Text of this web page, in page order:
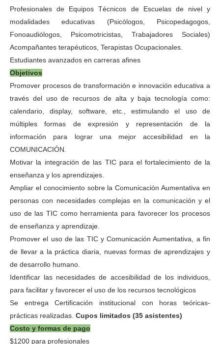
Profesionales de Equipos Técnicos de Escuelas de nivel y
modalidades educativas (Psicólogos, Psicopedagogos,
Fonoaudiólogos, Psicomotricistas,
Trabajadores Sociales)
Acompañantes terapéuticos, Terapistas Ocupacionales.
Estudiantes avanzados en carreras afines
Objetivos
Promover procesos de transformación e innovación educativa a
través del uso de recursos de alta y baja tecnología como:
calendario, display, software, etc., estimulando el uso de
múltiples formas de expresión y representación de la
información para lograr una mejor accesibilidad en la
COMUNICACIÓN.
Motivar la integración de las TIC para el fortalecimiento de la
enseñanza y los aprendizajes.
Ampliar el conocimiento sobre la Comunicación Aumentativa en
personas con necesidades complejas en la comunicación y el
uso de las TIC como herramienta para favorecer los procesos
de enseñanza y aprendizaje.
Promover el uso de las TIC y Comunicación Aumentativa, a fin
de llevar a la práctica diaria, nuevas formas de aprendizajes y
de desarrollo humano.
Identificar las necesidades de accesibilidad de los individuos,
para facilitar y favorecer el uso de los recursos tecnológicos
Se entrega Certificación institucional con horas teóricas-
prácticas realizadas. Cupos limitados (35 asistentes)
Costo y formas de pago
$1200 para profesionales